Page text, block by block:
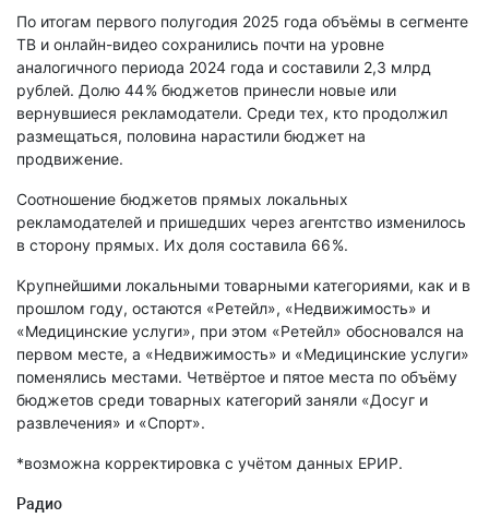
По итогам первого полугодия 2025 года объёмы в сегменте
ТВ и онлайн-видео сохранились почти на уровне
аналогичного периода 2024 года и составили 2,3 млрд
рублей. Долю 44 % бюджетов принесли новые или
вернувшиеся рекламодатели. Среди тех, кто продолжил
размещаться, половина нарастили бюджет на
продвижение.
Соотношение бюджетов прямых локальных
рекламодателей и пришедших через агентство изменилось
в сторону прямых. Их доля составила 66 %.
Крупнейшими локальными товарными категориями, как и в
прошлом году, остаются «Ретейл», «Недвижимость» и
«Медицинские услуги», при этом «Ретейл» обосновался на
первом месте, а «Недвижимость» и «Медицинские услуги»
поменялись местами. Четвёртое и пятое места по объёму
бюджетов среди товарных категорий заняли «Досуг и
развлечения» и «Спорт».
*возможна корректировка с учётом данных ЕРИР.
Радио